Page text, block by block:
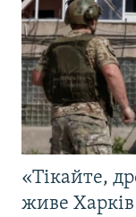
«Тікайте,
живе